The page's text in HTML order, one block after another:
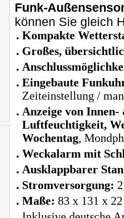
Funk-
können Sie gleich
Kompakte
Großes,
Eingebaute
Zeiteinstellung /
Anzeige von
Luftfeuchtigkeit,
Wochentag,
Weckalarm mit
Ausklappbarer
Stromversorgung:
Maße: 83 x 131 x